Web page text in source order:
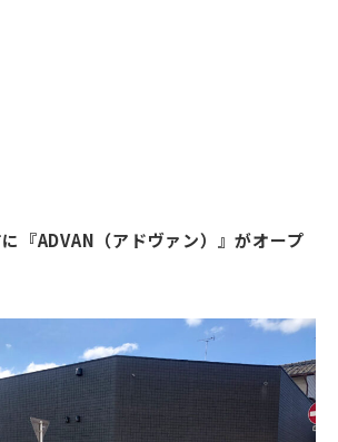
『ADVAN（アドヴァン）』がオープ